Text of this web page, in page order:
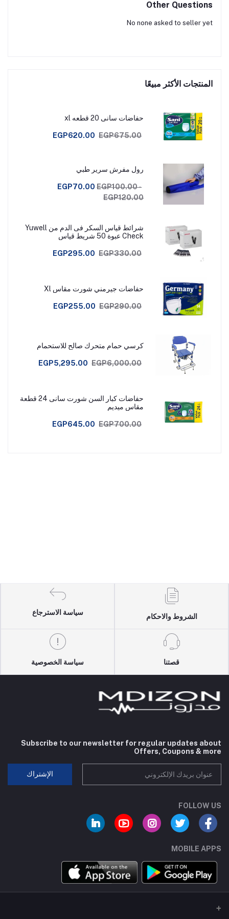
Other Questions
No none asked to seller yet
المنتجات الأكثر مبيعًا
حفاضات سانى 20 قطعه xl
EGP620.00 EGP675.00
رول مفرش سرير طبي
EGP70.00 EGP100.00 -
EGP120.00
شرائط قياس السكر فى الدم من Yuwell
Check عبوة 50 شريط قياس
EGP295.00 EGP330.00
حفاضات جيرمني شورت مقاس Xl
EGP255.00 EGP290.00
كرسي حمام متحرك صالح للاستحمام
EGP5,295.00 EGP6,000.00
حفاضات كبار السن شورت سانى 24 قطعة
مقاس ميديم
EGP645.00 EGP700.00
الشروط والاحكام
سياسة الاسترجاع
قصتنا سياسة الخصوصية
Subscribe to our newsletter for regular updates about
Offers, Coupons & more
الإشتراك
FOLLOW US
MOBILE APPS